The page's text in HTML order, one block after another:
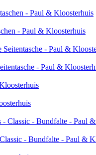
- Paul & Kloosterhuis
- Paul &
- Bundfalte - Paul &